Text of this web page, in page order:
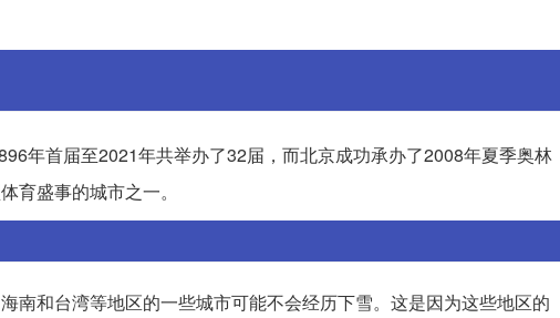
年首届至2021年共举办了32届，而北京成功承办了2008年夏季奥林
育盛事的城市之一。
南和台湾等地区的一些城市可能不会经历下雪。这是因为这些地区的